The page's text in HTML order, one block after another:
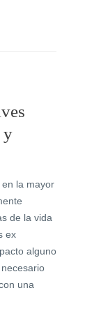
y
la mayor
de la vida
ex
alguno
una